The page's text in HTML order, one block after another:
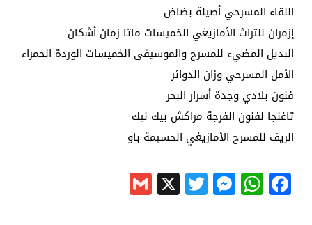
اللقاء المسرحي أصيلة بضاض
إزمران للتراث الأمازيغي الخميسات ماتا زمان أشكان
البديل المضيء للمسرح والموسيقى الخميسات الوردة الحمراء
الأمل المسرحي وزان الدوائر
فنون بلادي وجدة أسرار البحر
تاغنجا لفنون الفرجة مراكش بيك نيك
الريف للمسرح الأمازيغي الحسيمة باو
Facebook
WhatsApp
Messenger
Twitter
X